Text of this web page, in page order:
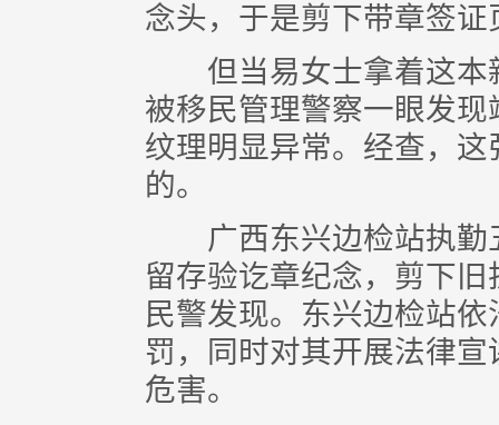
念头，于是剪下带章签
但当易女士拿着这本
被移民管理警察一眼发
纹理明显异常。经查，
的。
广西东兴边检站执勤
留存验讫章纪念，剪下
民警发现。东兴边检站
罚，同时对其开展法律
危害。